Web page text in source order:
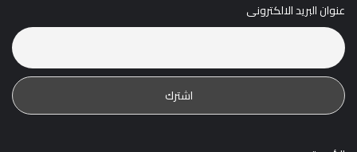
أرسل بريدك الالكتروني لتصلك النشرة الدورية
عنوان البريد الالكترونى